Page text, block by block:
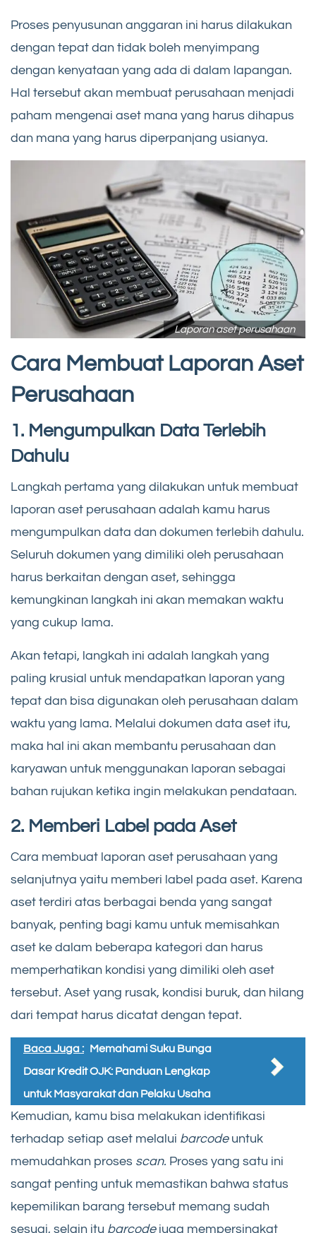
Proses penyusunan anggaran ini harus dilakukan
dengan tepat dan tidak boleh menyimpang
dengan kenyataan yang ada di dalam lapangan.
Hal tersebut akan membuat perusahaan menjadi
paham mengenai aset mana yang harus dihapus
dan mana yang harus diperpanjang usianya.
Laporan aset perusahaan
Cara Membuat Laporan Aset
Perusahaan
1. Mengumpulkan Data Terlebih
Dahulu
Langkah pertama yang dilakukan untuk membuat
laporan aset perusahaan adalah kamu harus
mengumpulkan data dan dokumen terlebih dahulu.
Seluruh dokumen yang dimiliki oleh perusahaan
harus berkaitan dengan aset, sehingga
kemungkinan langkah ini akan memakan waktu
yang cukup lama.
Akan tetapi, langkah ini adalah langkah yang
paling krusial untuk mendapatkan laporan yang
tepat dan bisa digunakan oleh perusahaan dalam
waktu yang lama. Melalui dokumen data aset itu,
maka hal ini akan membantu perusahaan dan
karyawan untuk menggunakan laporan sebagai
bahan rujukan ketika ingin melakukan pendataan.
2. Memberi Label pada Aset
Cara membuat laporan aset perusahaan yang
selanjutnya yaitu memberi label pada aset. Karena
aset terdiri atas berbagai benda yang sangat
banyak, penting bagi kamu untuk memisahkan
aset ke dalam beberapa kategori dan harus
memperhatikan kondisi yang dimiliki oleh aset
tersebut. Aset yang rusak, kondisi buruk, dan hilang
dari tempat harus dicatat dengan tepat.
Baca Juga : Memahami Suku Bunga
Dasar Kredit OJK: Panduan Lengkap
untuk Masyarakat dan Pelaku Usaha
Kemudian, kamu bisa melakukan identifikasi
terhadap setiap aset melalui barcode untuk
memudahkan proses scan. Proses yang satu ini
sangat penting untuk memastikan bahwa status
kepemilikan barang tersebut memang sudah
sesuai, selain itu barcode juga mempersingkat